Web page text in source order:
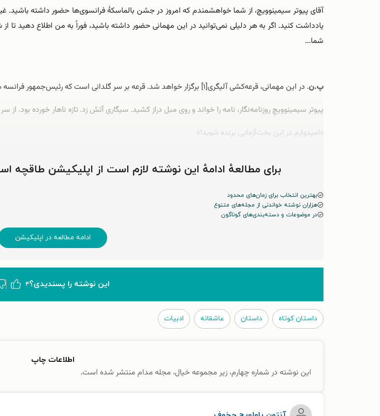
آقای پیوتر سیمینوویچ، از شما خواهشمندم که امروز در جشن بالماسکۀ فرانسوی‌ها حضور داشته باشید.
یادداشت کنید. اگر به هر دلیلی نمی‌توانید در این مهمانی حضور داشته باشید، فوراً به من اطلاع دهید
شما...
پ.ن. در این مهمانی، قرعه‌کشی آلیگری[۱] برگزار خواهد شد. قرعه بر سر گلدانی است که رئیس‌جمهور فرانسه هدیه داده. امیدوارم در این بخت‌آزمایی برنده شوید.
پیوتر سیمینوویچِ روزنامه‌نگار، نامه را خواند و روی مبل دراز کشید. سیگاری آتش زد. تازه ناهار خورده
«امیدوارم در این بخت‌آزمایی برنده شوید!»
برای مطالعهٔ ادامهٔ این نوشته لازم است از اپلیکیشن طاقچه
بهترین انتخاب برای زمان‌های محدود
هزاران نوشته خواندنی از مجله‌های متنوع
در موضوعات و دسته‌بندی‌های گوناگون
ادامه مطالعه در اپلیکیشن
این نوشته‌ را پسندیدی؟۴
داستان کوتاه داستان عاشقانه ادبیات
اطلاعات چاپ
این نوشته در شماره چهارم، زیر مجموعه خیال، مجله مدام منتشر شده است.